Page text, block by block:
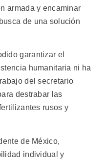
armada y encaminar
de una solución
garantizar el
humanitaria ni ha
del secretario
destrabar las
rusos y
de México,
individual y